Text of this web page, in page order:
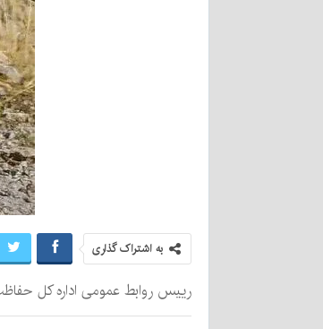
به اشتراک گذاری
رییس روابط عمومی اداره کل